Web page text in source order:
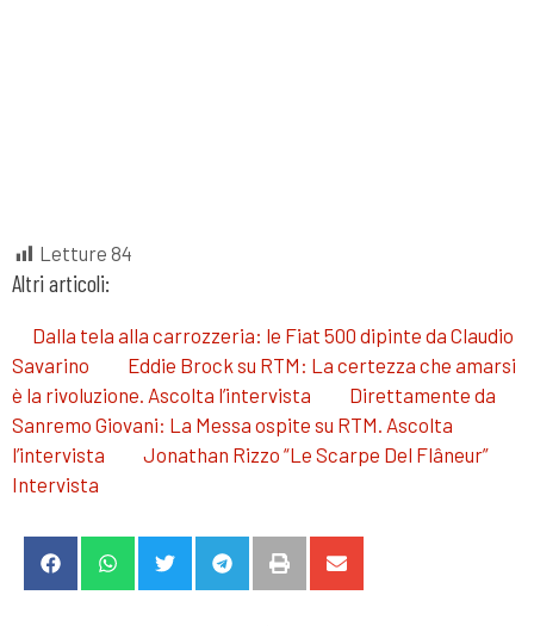
Letture 84
Altri articoli:
Dalla tela alla carrozzeria: le Fiat 500 dipinte da Claudio
Savarino
Eddie Brock su RTM: La certezza che amarsi
è la rivoluzione. Ascolta l’intervista
Direttamente da
Sanremo Giovani: La Messa ospite su RTM. Ascolta
l’intervista
Jonathan Rizzo “Le Scarpe Del Flâneur”
Intervista